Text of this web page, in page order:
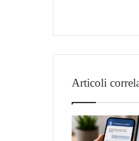
Articoli